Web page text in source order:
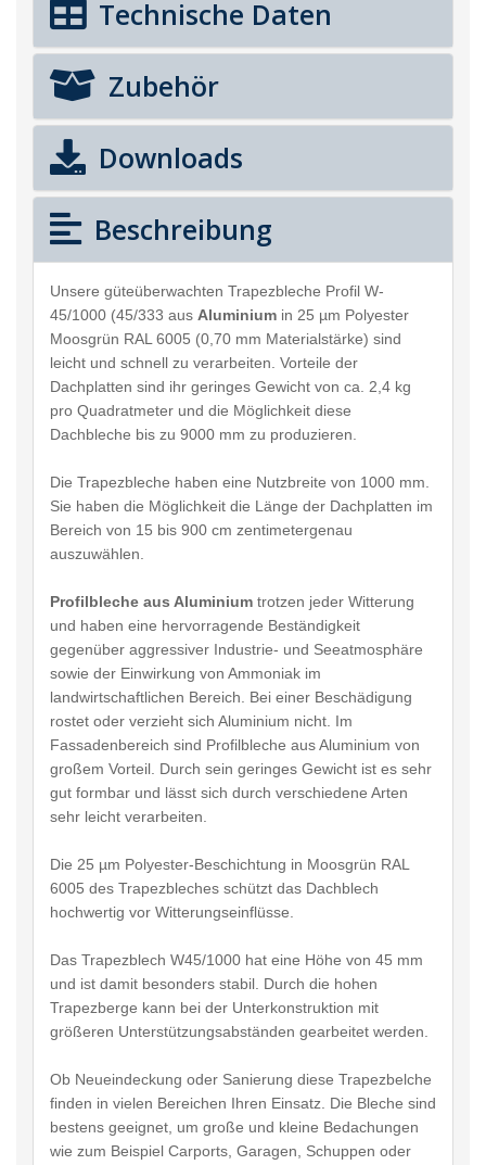
Technische Daten
Zubehör
Downloads
Beschreibung
Unsere güteüberwachten Trapezbleche Profil W-
45/1000 (45/333 aus Aluminium in 25 µm Polyester
Moosgrün RAL 6005 (0,70 mm Materialstärke) sind
leicht und schnell zu verarbeiten. Vorteile der
Dachplatten sind ihr geringes Gewicht von ca. 2,4 kg
pro Quadratmeter und die Möglichkeit diese
Dachbleche bis zu 9000 mm zu produzieren.
Die Trapezbleche haben eine Nutzbreite von 1000 mm.
Sie haben die Möglichkeit die Länge der Dachplatten im
Bereich von 15 bis 900 cm zentimetergenau
auszuwählen.
Profilbleche aus Aluminium trotzen jeder Witterung
und haben eine hervorragende Beständigkeit
gegenüber aggressiver Industrie- und Seeatmosphäre
sowie der Einwirkung von Ammoniak im
landwirtschaftlichen Bereich. Bei einer Beschädigung
rostet oder verzieht sich Aluminium nicht. Im
Fassadenbereich sind Profilbleche aus Aluminium von
großem Vorteil. Durch sein geringes Gewicht ist es sehr
gut formbar und lässt sich durch verschiedene Arten
sehr leicht verarbeiten.
Die 25 µm Polyester-Beschichtung in Moosgrün RAL
6005 des Trapezbleches schützt das Dachblech
hochwertig vor Witterungseinflüsse.
Das Trapezblech W45/1000 hat eine Höhe von 45 mm
und ist damit besonders stabil. Durch die hohen
Trapezberge kann bei der Unterkonstruktion mit
größeren Unterstützungsabständen gearbeitet werden.
Ob Neueindeckung oder Sanierung diese Trapezbelche
finden in vielen Bereichen Ihren Einsatz. Die Bleche sind
bestens geeignet, um große und kleine Bedachungen
wie zum Beispiel Carports, Garagen, Schuppen oder